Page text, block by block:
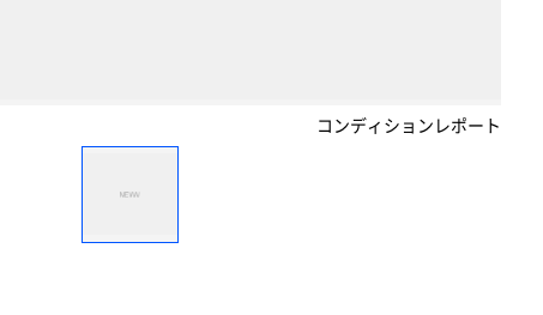
コンディションレポート